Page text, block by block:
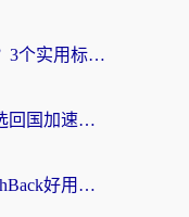
从澳门用什么VPN访问国内？3个实用标准帮你避开坑，无缝刷剧听歌
穿梭和银河哪个好？海外党选回国加速器的避坑指南，附番茄加速器实测体验
海外党必看：ChickCN和FlashBack好用吗？3招教你选对回国加速器（附云极、HomeCN、斧牛vs艾果对比）